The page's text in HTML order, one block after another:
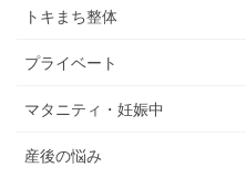
トキまち整体
プライベート
マタニティ・妊娠中
産後の悩み